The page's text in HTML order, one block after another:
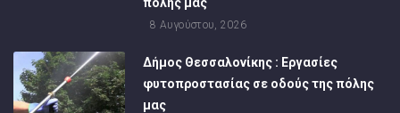
8 Αυγούστου, 2026
Δήμος Θεσσαλονίκης : Εργασίες
φυτοπροστασίας σε οδούς της πόλης
μας